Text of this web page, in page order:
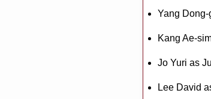
Yang
Kang Ae-
Jo Yuri as
Lee David